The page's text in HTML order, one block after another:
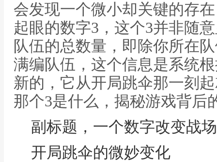
会发现一个微小却关键的存
起眼的数字3，这个3并非随
队伍的总数量，即除你所在
满编队伍，这个信息是系统
新的，它从开局跳伞那一刻
那个3是什么，揭秘游戏背后
副标题，一个数字改变战
开局跳伞的微妙变化